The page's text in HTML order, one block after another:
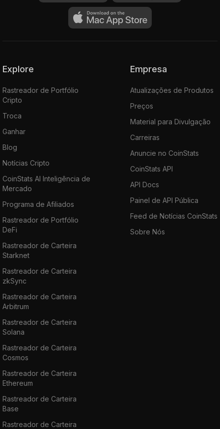
Explore
Rastreador de Portfólio
Cripto
Troca
Ganhar
Blog
Notícias Cripto
CoinStats AI Inteligência de
Mercado
Programa de Afiliados
Rastreador de Portfólio
DeFi
Rastreador de Carteira
Starknet
Rastreador de Carteira
zkSync
Rastreador de Carteira
Arbitrum
Rastreador de Carteira
Solana
Rastreador de Carteira
Cosmos
Rastreador de Carteira
Ethereum
Rastreador de Carteira
Base
Rastreador de Carteira
Empresa
Atualizações de Produtos
Preços
Material para Divulgação
Carreiras
Anuncie no CoinStats
CoinStats API
API Docs
Painel de API Pública
Feed de Notícias CoinStats
Sobre Nós